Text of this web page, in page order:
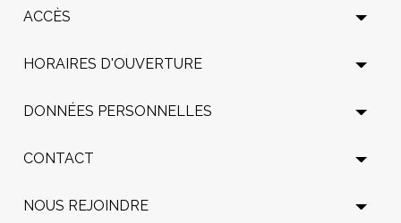
ACCÈS
HORAIRES D'OUVERTURE
DONNÉES PERSONNELLES
CONTACT
NOUS REJOINDRE